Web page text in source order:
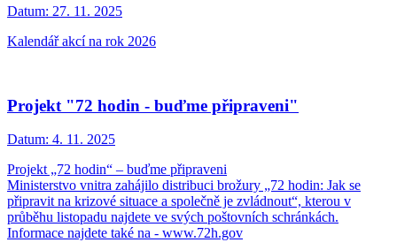
Datum: 27. 11. 2025
Kalendář akcí na rok 2026
Projekt "72 hodin - buďme připraveni"
Datum: 4. 11. 2025
Projekt „72 hodin“ – buďme připraveni
Ministerstvo vnitra zahájilo distribuci brožury „72 hodin: Jak se
připravit na krizové situace a společně je zvládnout“, kterou v
průběhu listopadu najdete ve svých poštovních schránkách.
Informace najdete také na - www.72h.gov